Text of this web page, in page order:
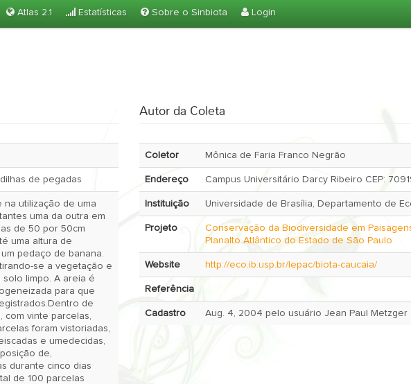
Atlas 2.1 Estatísticas Sobre o Sinbiota Login
de pegadas
utilização de uma
uma da outra em
de 50 por 50cm
uma altura de
pedaço de banana.
se a vegetação e
limpo. A areia é
para que
de
com vinte parcelas,
foram vistoriadas,
e umedecidas,
de,
durante cinco dias
de 100 parcelas
Autor da Coleta
Coletor Mônica de Faria Franco Negrão
Endereço Campus Universitário Darcy Ribeiro CEP:
Instituição Universidade de Brasília, Departamento de
Projeto
Conservação da Biodiversidade em
Planalto Atlântico do Estado de São Paulo
Website http://eco.ib.usp.br/lepac/biota-caucaia/
Referência
Cadastro